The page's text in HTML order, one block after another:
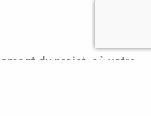
du projet, où votre